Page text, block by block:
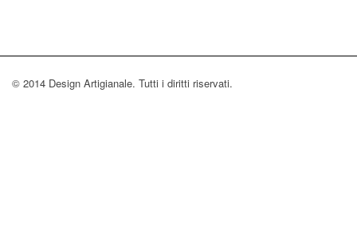
© 2014 Design Artigianale. Tutti i diritti riservati.